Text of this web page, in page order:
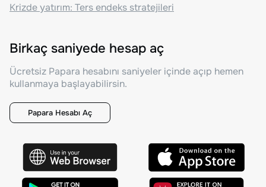
Krizde yatırım: Ters endeks stratejileri
Birkaç saniyede hesap aç
Ücretsiz Papara hesabını saniyeler içinde açıp hemen
kullanmaya başlayabilirsin.
Papara Hesabı Aç